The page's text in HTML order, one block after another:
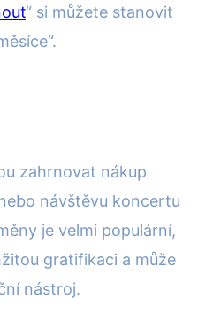
“ si můžete stanovit
zahrnovat nákup
návštěvu koncertu
je velmi populární,
gratifikaci a může
nástroj.